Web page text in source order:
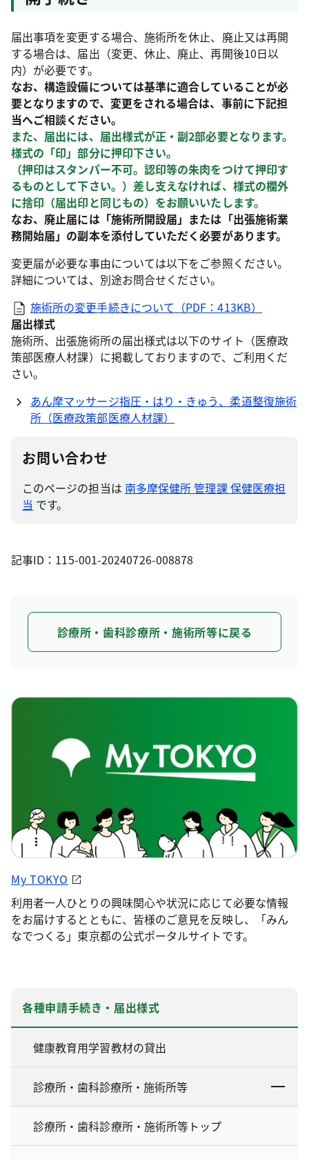
届出事項を変更する場合、施術所を休止、廃止又は再開
する場合は、届出（変更、休止、廃止、再開後10日以
内）が必要です。
なお、構造設備については基準に適合していることが必
要となりますので、変更をされる場合は、事前に下記担
当へご相談ください。
また、届出には、届出様式が正・副2部必要となります。
様式の「印」部分に押印下さい。
（押印はスタンパー不可。認印等の朱肉をつけて押印す
るものとして下さい。）差し支えなければ、様式の欄外
に捨印（届出印と同じもの）をお願いいたします。
なお、廃止届には「施術所開設届」または「出張施術業
務開始届」の副本を添付していただく必要があります。
変更届が必要な事由については以下をご参照ください。
詳細については、別途お問合せください。
施術所の変更手続きについて（PDF：413KB）
届出様式
施術所、出張施術所の届出様式は以下のサイト（医療政
策部医療人材課）に掲載しておりますので、ご利用くだ
さい。
あん摩マッサージ指圧・はり・きゅう、柔道整復施術
所（医療政策部医療人材課）
お問い合わせ
このページの担当は 南多摩保健所 管理課 保健医療担
当 です。
記事ID：115-001-20240726-008878
診療所・歯科診療所・施術所等に戻る
My TOKYO
利用者一人ひとりの興味関心や状況に応じて必要な情報
をお届けするとともに、皆様のご意見を反映し、「みん
なでつくる」東京都の公式ポータルサイトです。
各種申請手続き・届出様式
健康教育用学習教材の貸出
診療所・歯科診療所・施術所等
診療所・歯科診療所・施術所等トップ